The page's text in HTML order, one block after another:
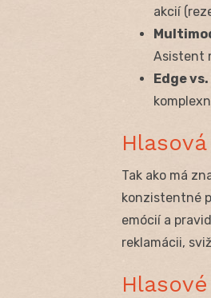
akcií
Asistent
Edge
Tak ako má
konzistentné
emócií a
reklamácii,